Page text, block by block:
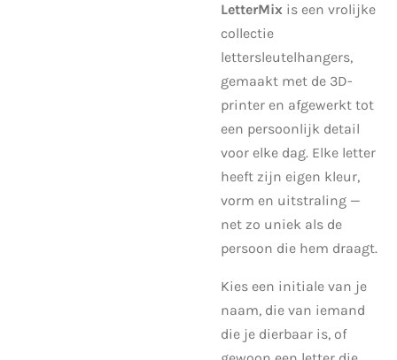
LetterMix is een vrolijke
collectie
lettersleutelhangers,
gemaakt met de 3D-
printer en afgewerkt tot
een persoonlijk detail
voor elke dag. Elke letter
heeft zijn eigen kleur,
vorm en uitstraling —
net zo uniek als de
persoon die hem draagt.
Kies een initiale van je
naam, die van iemand
die je dierbaar is, of